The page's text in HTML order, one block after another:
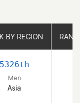
BY REGION
5326th
Men
Asia
BY REGION